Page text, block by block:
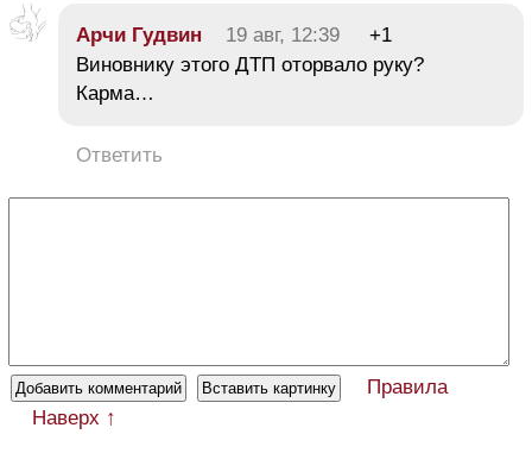
Арчи Гудвин 19 авг, 12:39
+1
Виновнику этого ДТП оторвало руку?
Карма…
Ответить
Правила
Наверх ↑